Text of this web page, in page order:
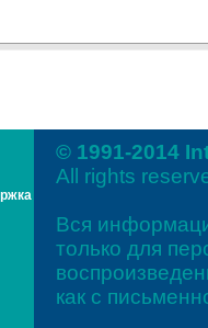
© 1991-2014
All rights
Вся
только для
как с